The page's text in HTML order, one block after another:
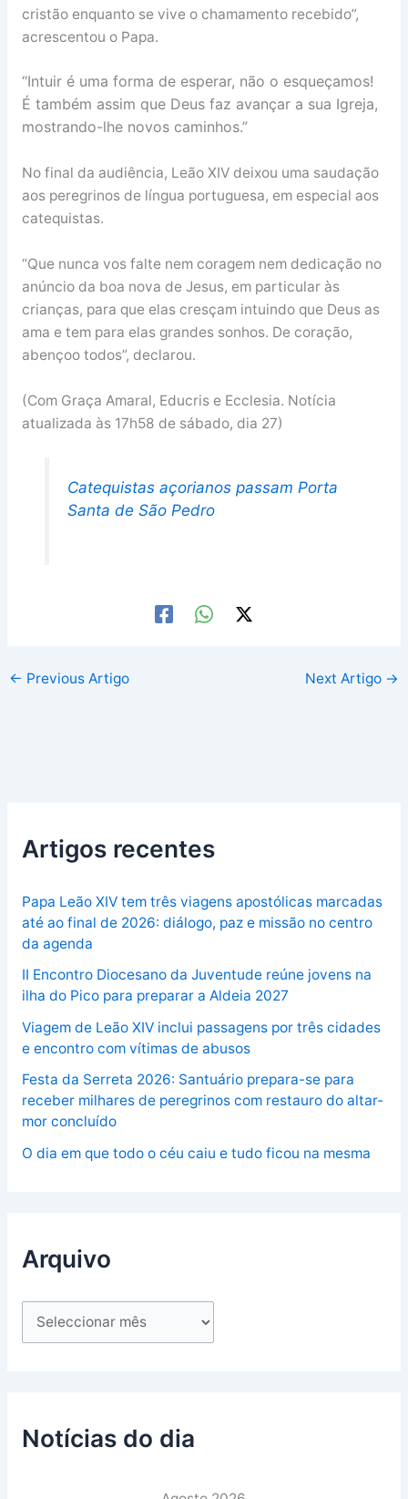
cristão enquanto se vive o chamamento recebido”,
acrescentou o Papa.
“Intuir é uma forma de esperar, não o esqueçamos!
É também assim que Deus faz avançar a sua Igreja,
mostrando-lhe novos caminhos.”
No final da audiência, Leão XIV deixou uma saudação
aos peregrinos de língua portuguesa, em especial aos
catequistas.
“Que nunca vos falte nem coragem nem dedicação no
anúncio da boa nova de Jesus, em particular às
crianças, para que elas cresçam intuindo que Deus as
ama e tem para elas grandes sonhos. De coração,
abençoo todos”, declarou.
(Com Graça Amaral, Educris e Ecclesia. Notícia
atualizada às 17h58 de sábado, dia 27)
Catequistas açorianos passam Porta
Santa de São Pedro
← Previous Artigo Next Artigo →
Artigos recentes
Papa Leão XIV tem três viagens apostólicas marcadas
até ao final de 2026: diálogo, paz e missão no centro
da agenda
II Encontro Diocesano da Juventude reúne jovens na
ilha do Pico para preparar a Aldeia 2027
Viagem de Leão XIV inclui passagens por três cidades
e encontro com vítimas de abusos
Festa da Serreta 2026: Santuário prepara-se para
receber milhares de peregrinos com restauro do altar-
mor concluído
O dia em que todo o céu caiu e tudo ficou na mesma
Arquivo
Notícias do dia